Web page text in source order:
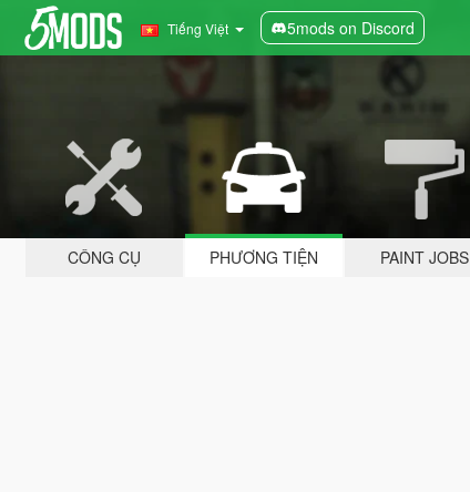
Tiếng Việt 5mods on Discord
CÔNG CỤ PHƯƠNG TIỆN PAINT JOBS